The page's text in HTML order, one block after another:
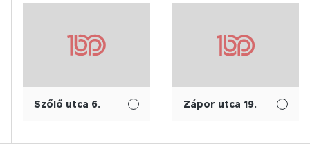
Szőlő utca 6. Zápor utca 19.